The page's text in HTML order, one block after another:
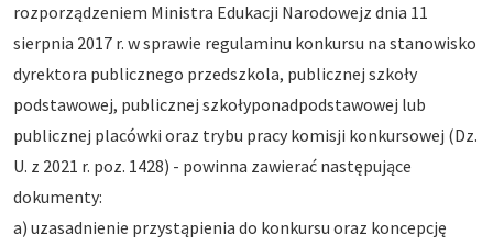
rozporządzeniem Ministra Edukacji Narodowejz dnia 11
sierpnia 2017 r. w sprawie regulaminu konkursu na stanowisko
dyrektora publicznego przedszkola, publicznej szkoły
podstawowej, publicznej szkołyponadpodstawowej lub
publicznej placówki oraz trybu pracy komisji konkursowej (Dz.
U. z 2021 r. poz. 1428) - powinna zawierać następujące
dokumenty:
a) uzasadnienie przystąpienia do konkursu oraz koncepcję